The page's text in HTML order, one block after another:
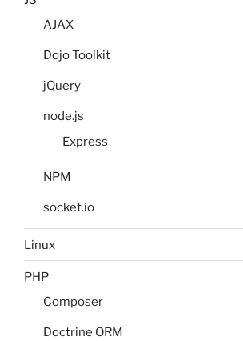
AJAX
Dojo Toolkit
jQuery
node.js
Express
NPM
socket.io
Linux
PHP
Composer
Doctrine ORM